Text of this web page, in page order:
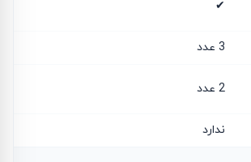
✔
3 عدد
2 عدد
ندارد